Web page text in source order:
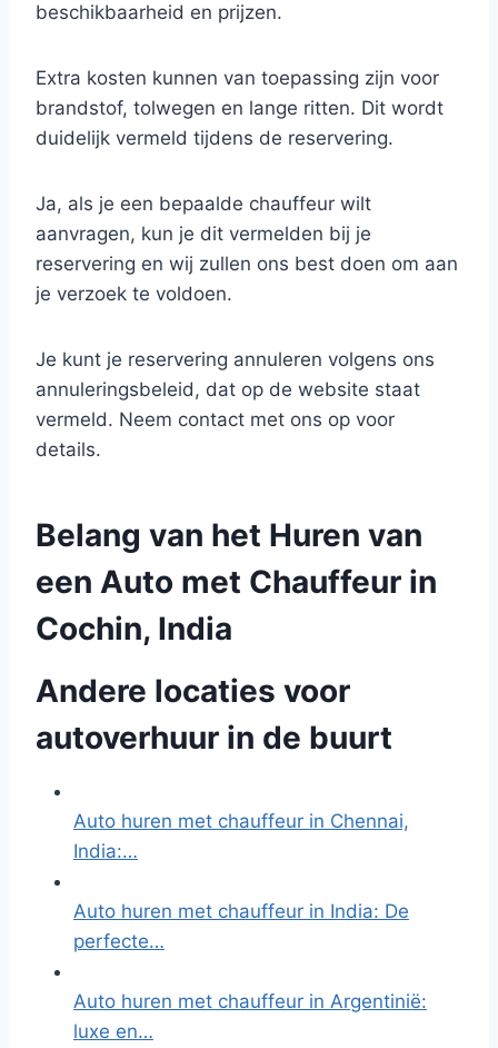
beschikbaarheid en prijzen.
Extra kosten kunnen van toepassing zijn voor
brandstof, tolwegen en lange ritten. Dit wordt
duidelijk vermeld tijdens de reservering.
Ja, als je een bepaalde chauffeur wilt
aanvragen, kun je dit vermelden bij je
reservering en wij zullen ons best doen om aan
je verzoek te voldoen.
Je kunt je reservering annuleren volgens ons
annuleringsbeleid, dat op de website staat
vermeld. Neem contact met ons op voor
details.
Belang van het Huren van
een Auto met Chauffeur in
Cochin, India
Andere locaties voor
autoverhuur in de buurt
Auto huren met chauffeur in Chennai,
India:…
Auto huren met chauffeur in India: De
perfecte…
Auto huren met chauffeur in Argentinië:
luxe en…